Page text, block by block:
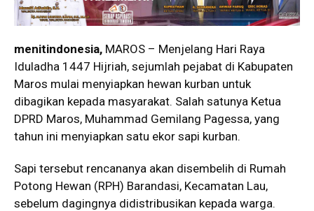
menitindonesia, MAROS – Menjelang Hari Raya
Iduladha 1447 Hijriah, sejumlah pejabat di Kabupaten
Maros mulai menyiapkan hewan kurban untuk
dibagikan kepada masyarakat. Salah satunya Ketua
DPRD Maros, Muhammad Gemilang Pagessa, yang
tahun ini menyiapkan satu ekor sapi kurban.
Sapi tersebut rencananya akan disembelih di Rumah
Potong Hewan (RPH) Barandasi, Kecamatan Lau,
sebelum dagingnya didistribusikan kepada warga.